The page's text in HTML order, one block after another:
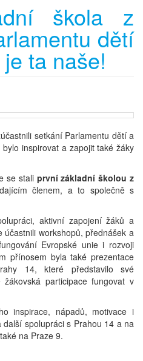
škola z
dětí
ta naše!
setkání Parlamentu dětí a
inspirovat a zapojit také žáky
se stali první základní školou z
členem, a to společně s
aktivní zapojení žáků a
workshopů, přednášek a
Evropské unie i rozvoji
přínosem byla také prezentace
14, které představilo své
participace fungovat v
inspirace, nápadů, motivace i
spolupráci s Prahou 14 a na
na Praze 9.